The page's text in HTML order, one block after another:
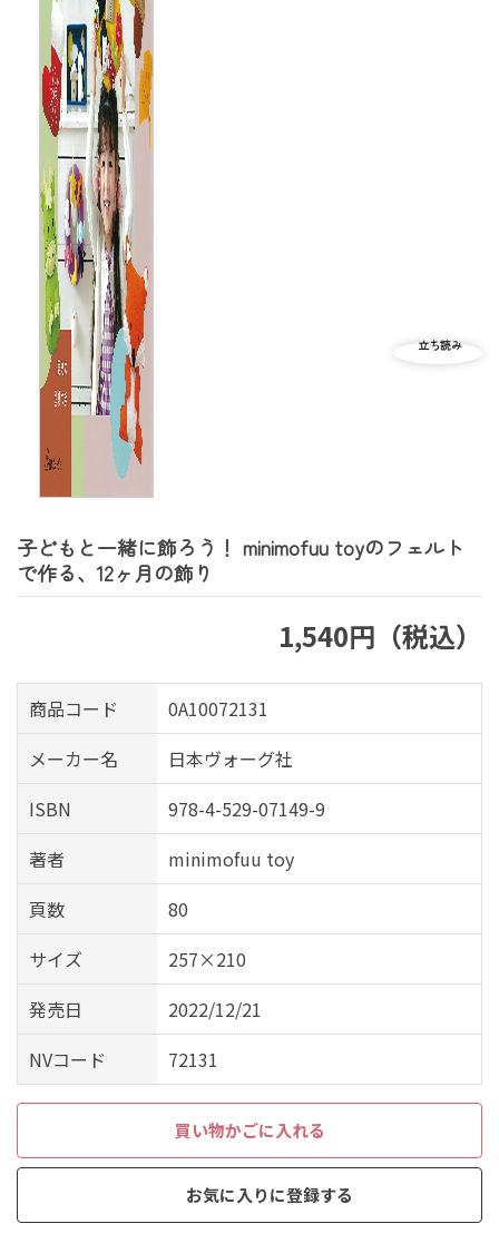
子どもと一緒に飾ろう！ minimofuu toyのフェルト
で作る、12ヶ月の飾り
1,540円（税込）
商品コード
0A10072131
メーカー名
日本ヴォーグ社
ISBN
978-4-529-07149-9
著者
minimofuu toy
頁数
80
サイズ
257×210
発売日
2022/12/21
NVコード
72131
買い物かごに入れる
お気に入りに登録する